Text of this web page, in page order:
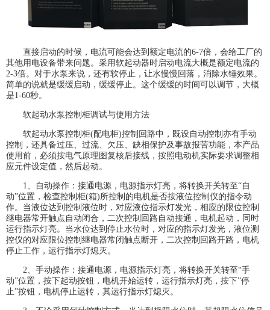
直接启动的时候，电流可能会达到额定电流的6-7倍，会给工厂的
其他用电设备带来问题。采用软起动器时启动电流大概是额定电流的
2-3倍。对于水泵来说，还有软停止，让水慢慢回落，消除水锤效果。
简单的说就是缓缓启动，缓缓停止。这个缓缓的时间可以调节，大概
是1-60秒。
软起动水泵控制柜调试与使用方法
软起动水泵控制柜(配电柜)控制回路中，既设自动控制亦有手动
控制，还具备过压、过流、欠压、缺相保护及事故报苦功能，本产品
使用前，必须按电气原理图复核后接线，按照电动机实际要求调整相
应元件设定值，然后起动。
1、自动操作：接通电源，电源指示灯亮，将转换开关转至“自
动”位置，检查控制柜(箱)所控制的电机是否按液位控制仪的指令动
作。当液位达到控制液位时，对应液位指示灯发光，相应的限位控制
继电器常开触点自动闭合，二次控制回路自动接通，电机起动，同时
运行指示灯亮。当水位达到停止水位时，对应的指示灯发光，液位测
控仪的对应限位控制继电器常闭触点断开，二次控制回路开路，电机
停止工作，运行指示灯熄灭。
2、手动操作：接通电源，电源指示灯亮，将转换开关转至“手
动”位置，按下起动按钮，电机开始运转，运行指示灯亮，按下”停
止”按钮，电机停止运转，其运行指示灯熄灭。